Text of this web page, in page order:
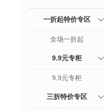
一折起特价专区
全场一折起
9.9元专柜
9.9元专柜
三折特价专区